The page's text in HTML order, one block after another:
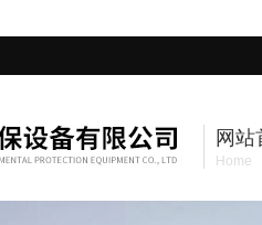
网站
Home